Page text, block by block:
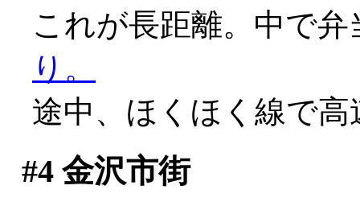
これが長距離。中で
り。
途中、ほくほく線で
#4金沢市街